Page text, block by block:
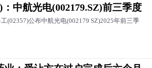
：中航光电(002179.SZ)前三季度
(02357)公布中航光电(002179 SZ)2025年前三季